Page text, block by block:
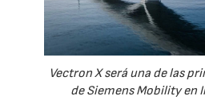
Vectron X será una de las
de Siemens Mobility en